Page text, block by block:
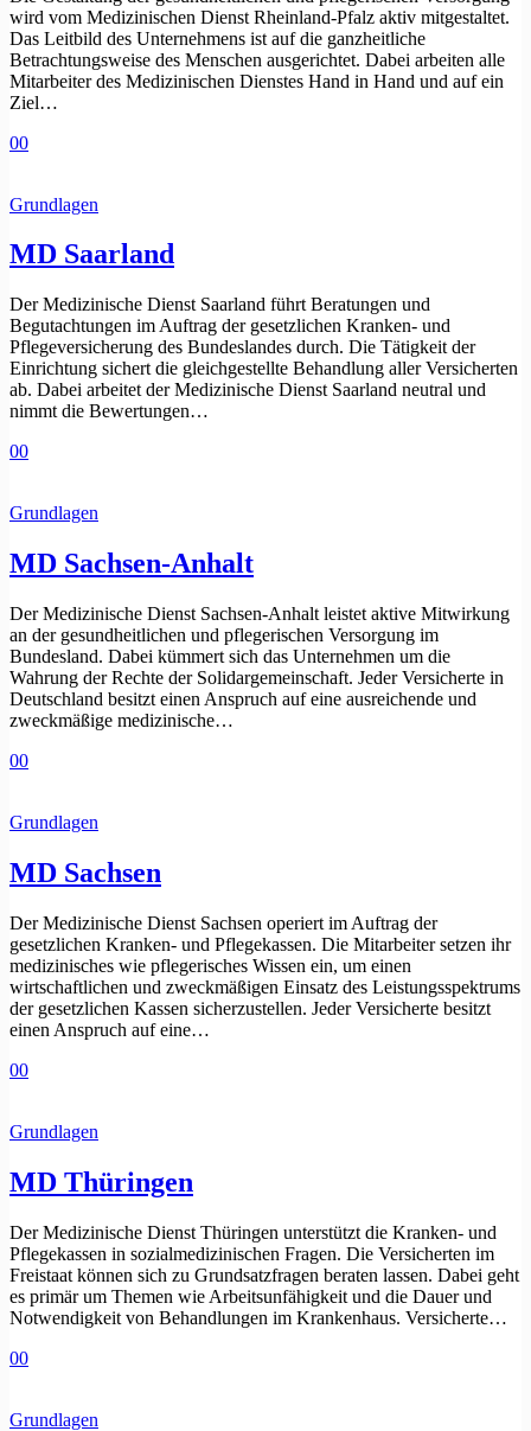
wird vom Medizinischen Dienst Rheinland-Pfalz aktiv mitgestaltet.
Das Leitbild des Unternehmens ist auf die ganzheitliche
Betrachtungsweise des Menschen ausgerichtet. Dabei arbeiten alle
Mitarbeiter des Medizinischen Dienstes Hand in Hand und auf ein
Ziel…
00
Grundlagen
MD Saarland
Der Medizinische Dienst Saarland führt Beratungen und
Begutachtungen im Auftrag der gesetzlichen Kranken- und
Pflegeversicherung des Bundeslandes durch. Die Tätigkeit der
Einrichtung sichert die gleichgestellte Behandlung aller Versicherten
ab. Dabei arbeitet der Medizinische Dienst Saarland neutral und
nimmt die Bewertungen…
00
Grundlagen
MD Sachsen-Anhalt
Der Medizinische Dienst Sachsen-Anhalt leistet aktive Mitwirkung
an der gesundheitlichen und pflegerischen Versorgung im
Bundesland. Dabei kümmert sich das Unternehmen um die
Wahrung der Rechte der Solidargemeinschaft. Jeder Versicherte in
Deutschland besitzt einen Anspruch auf eine ausreichende und
zweckmäßige medizinische…
00
Grundlagen
MD Sachsen
Der Medizinische Dienst Sachsen operiert im Auftrag der
gesetzlichen Kranken- und Pflegekassen. Die Mitarbeiter setzen ihr
medizinisches wie pflegerisches Wissen ein, um einen
wirtschaftlichen und zweckmäßigen Einsatz des Leistungsspektrums
der gesetzlichen Kassen sicherzustellen. Jeder Versicherte besitzt
einen Anspruch auf eine…
00
Grundlagen
MD Thüringen
Der Medizinische Dienst Thüringen unterstützt die Kranken- und
Pflegekassen in sozialmedizinischen Fragen. Die Versicherten im
Freistaat können sich zu Grundsatzfragen beraten lassen. Dabei geht
es primär um Themen wie Arbeitsunfähigkeit und die Dauer und
Notwendigkeit von Behandlungen im Krankenhaus. Versicherte…
00
Grundlagen